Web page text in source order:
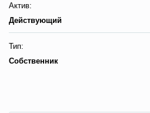
Актив:
Действующий
Тип:
Собственник